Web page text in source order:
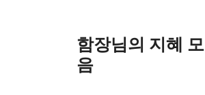
함장님의 지혜 모
음